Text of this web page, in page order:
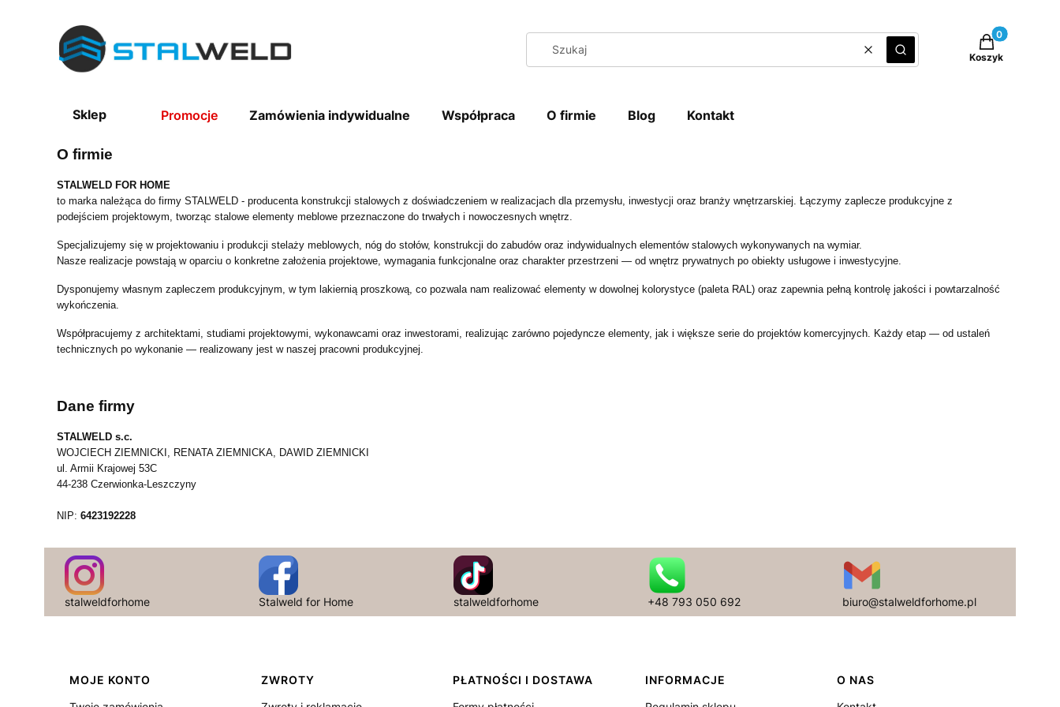
WyczyśćSzukaj
Produkty w
Koszyk
Sklep Promocje Zamówienia indywidualne Współpraca O firmie Blog Kontakt
O firmie
STALWELD FOR HOME
to marka należąca do firmy STALWELD - producenta konstrukcji stalowych z doświadczeniem w realizacjach dla przemysłu, inwestycji oraz branży wnętrzarskiej. Łączymy zaplecze produkcyjne z
podejściem projektowym, tworząc stalowe elementy meblowe przeznaczone do trwałych i nowoczesnych wnętrz.
Specjalizujemy się w projektowaniu i produkcji stelaży meblowych, nóg do stołów, konstrukcji do zabudów oraz indywidualnych elementów stalowych wykonywanych na wymiar.
Nasze realizacje powstają w oparciu o konkretne założenia projektowe, wymagania funkcjonalne oraz charakter przestrzeni — od wnętrz prywatnych po obiekty usługowe i inwestycyjne.
Dysponujemy własnym zapleczem produkcyjnym, w tym lakiernią proszkową, co pozwala nam realizować elementy w dowolnej kolorystyce (paleta RAL) oraz zapewnia pełną kontrolę jakości i powtarzalność
wykończenia.
Współpracujemy z architektami, studiami projektowymi, wykonawcami oraz inwestorami, realizując zarówno pojedyncze elementy, jak i większe serie do projektów komercyjnych. Każdy etap — od ustaleń
technicznych po wykonanie — realizowany jest w naszej pracowni produkcyjnej.
Dane firmy
STALWELD s.c.
WOJCIECH ZIEMNICKI, RENATA ZIEMNICKA, DAWID ZIEMNICKI
ul. Armii Krajowej 53C
44-238 Czerwionka-Leszczyny
NIP: 6423192228
stalweldforhome Stalweld for Home stalweldforhome +48 793 050 692 biuro@stalweldforhome.pl
Linki w stopce
MOJE KONTO
ZWROTY
PŁATNOŚCI I DOSTAWA
INFORMACJE
O NAS